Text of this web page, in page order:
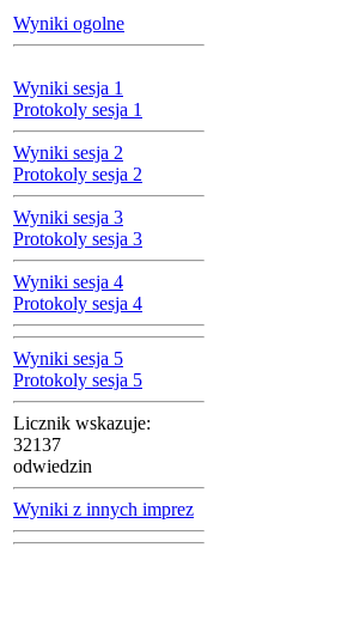
Wyniki ogolne
Wyniki sesja 1
Protokoly sesja 1
Wyniki sesja 2
Protokoly sesja 2
Wyniki sesja 3
Protokoly sesja 3
Wyniki sesja 4
Protokoly sesja 4
Wyniki sesja 5
Protokoly sesja 5
Licznik wskazuje:
32137
odwiedzin
Wyniki z innych imprez